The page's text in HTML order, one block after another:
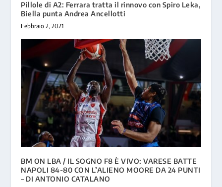
Pillole di A2: Ferrara tratta il rinnovo con Spiro Leka,
Biella punta Andrea Ancellotti
Febbraio 2, 2021
BM ON LBA / IL SOGNO F8 È VIVO: VARESE BATTE
NAPOLI 84-80 CON L’ALIENO MOORE DA 24 PUNTI
– DI ANTONIO CATALANO